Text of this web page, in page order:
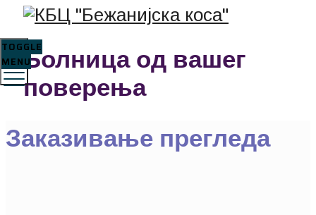
Болница од вашег
поверења
TOGGLE
MENU
Заказивање прегледа